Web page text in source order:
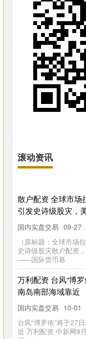
滚动资讯
散户配资 全球市场
引发史诗级股灾，
国内实盘交易 09-27
（原标题：全球市场
史诗级股灾散户配资
——国际货币基
万利配资 台风“博
南岛南部海域靠近
国内实盘交易 10-01
台风“博罗依”将于27
近 万利配资 中新网9